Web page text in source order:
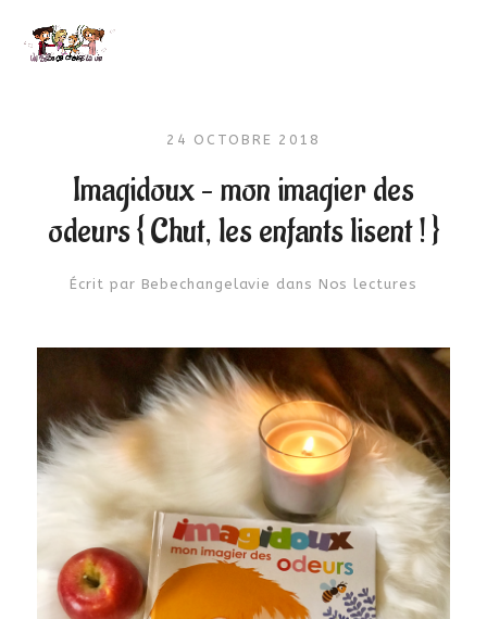
24 OCTOBRE 2018
Imagidoux – mon imagier des
odeurs { Chut, les enfants lisent ! }
Écrit par Bebechangelavie dans Nos lectures